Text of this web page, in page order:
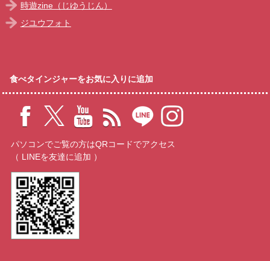
時遊zine（じゆうじん）
ジユウフォト
食べタインジャーをお気に入りに追加
パソコンでご覧の方はQRコードでアクセス
（ LINEを友達に追加 ）